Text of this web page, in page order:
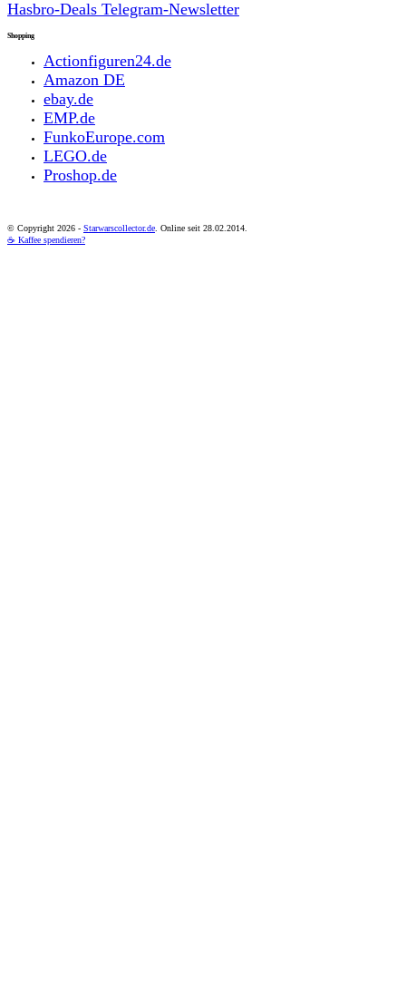
Hasbro-Deals Telegram-Newsletter
Shopping
Actionfiguren24.de
Amazon DE
ebay.de
EMP.de
FunkoEurope.com
LEGO.de
Proshop.de
© Copyright 2026 - Starwarscollector.de. Online seit 28.02.2014.
☕ Kaffee spendieren?